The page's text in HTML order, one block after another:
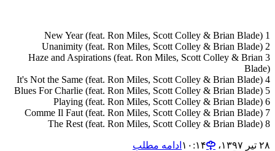
1 New Year (feat. Ron Miles, Scott Colley & Brian Blade)
2 Unanimity (feat. Ron Miles, Scott Colley & Brian Blade)
3 Haze and Aspirations (feat. Ron Miles, Scott Colley & Brian
Blade)
4 It's Not the Same (feat. Ron Miles, Scott Colley & Brian Blade)
5 Blues For Charlie (feat. Ron Miles, Scott Colley & Brian Blade)
6 Playing (feat. Ron Miles, Scott Colley & Brian Blade)
7 Comme Il Faut (feat. Ron Miles, Scott Colley & Brian Blade)
8 The Rest (feat. Ron Miles, Scott Colley & Brian Blade)
۲۸ تیر ۱۳۹۷،‏ ۱۰:۱۴
ادامه مطلب